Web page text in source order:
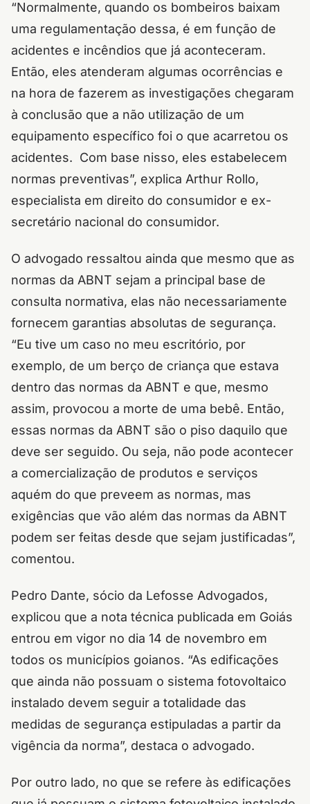
“Normalmente, quando os bombeiros baixam
uma regulamentação dessa, é em função de
acidentes e incêndios que já aconteceram.
Então, eles atenderam algumas ocorrências e
na hora de fazerem as investigações chegaram
à conclusão que a não utilização de um
equipamento específico foi o que acarretou os
acidentes. Com base nisso, eles estabelecem
normas preventivas”, explica Arthur Rollo,
especialista em direito do consumidor e ex-
secretário nacional do consumidor.
O advogado ressaltou ainda que mesmo que as
normas da ABNT sejam a principal base de
consulta normativa, elas não necessariamente
fornecem garantias absolutas de segurança.
“Eu tive um caso no meu escritório, por
exemplo, de um berço de criança que estava
dentro das normas da ABNT e que, mesmo
assim, provocou a morte de uma bebê. Então,
essas normas da ABNT são o piso daquilo que
deve ser seguido. Ou seja, não pode acontecer
a comercialização de produtos e serviços
aquém do que preveem as normas, mas
exigências que vão além das normas da ABNT
podem ser feitas desde que sejam justificadas”,
comentou.
Pedro Dante, sócio da Lefosse Advogados,
explicou que a nota técnica publicada em Goiás
entrou em vigor no dia 14 de novembro em
todos os municípios goianos. “As edificações
que ainda não possuam o sistema fotovoltaico
instalado devem seguir a totalidade das
medidas de segurança estipuladas a partir da
vigência da norma”, destaca o advogado.
Por outro lado, no que se refere às edificações